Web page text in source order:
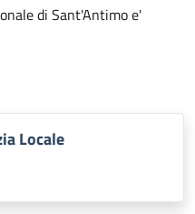
di Sant'Antimo e'
Locale